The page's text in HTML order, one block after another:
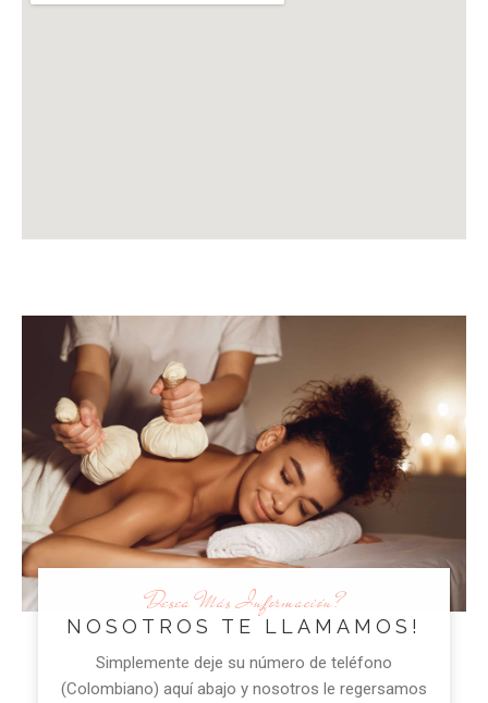
Desea Más Información?
NOSOTROS TE LLAMAMOS!
Simplemente deje su número de teléfono
(Colombiano) aquí abajo y nosotros le regersamos